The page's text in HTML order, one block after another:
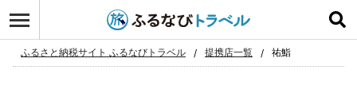
お気に入り
ふるさと納税サイト ふるなびトラベル 提携店一覧 祐鮨